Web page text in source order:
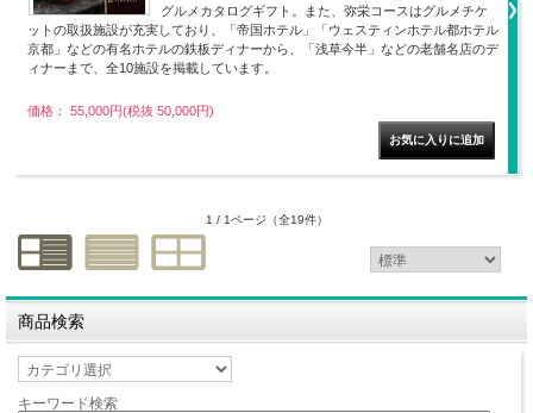
グルメカタログギフト。また、弥栄コースはグルメチケ
ットの取扱施設が充実しており、「帝国ホテル」「ウェスティンホテル都ホテル
京都」などの有名ホテルの鉄板ディナーから、「浅草今半」などの老舗名店のデ
ィナーまで、全10施設を掲載しています。
価格： 55,000円(税抜 50,000円)
1 / 1ページ （全19件）
商品検索
キーワード検索